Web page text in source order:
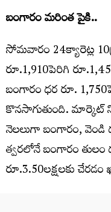
బంగారం మరింత పైకి..
సోమవారం 24క్యారెట్ల
రూ.1,910పెరిగి
బంగారం ధర రూ.
కొనసాగుతుంది. మార్కెట్
నెలలుగా బంగారం, వెండి
త్వరలోనే బంగారం తులం
రూ.3.50లక్షలకు